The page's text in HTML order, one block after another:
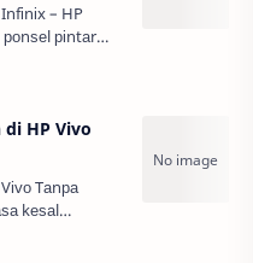
– HP
dеѕаіn
HP Vivo
Tаnра
kеѕаl
dі lауаr
ѕесаrа tіbа-